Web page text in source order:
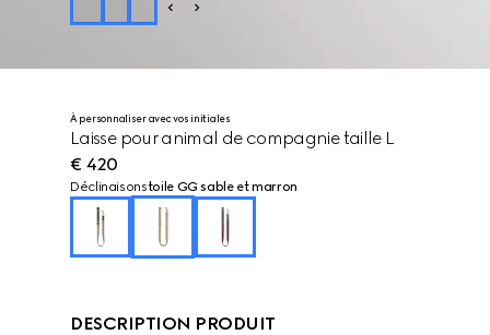
À personnaliser avec vos initiales
Laisse pour animal de compagnie taille L
€ 420
Déclinaisonstoile GG sable et marron
DESCRIPTION PRODUIT